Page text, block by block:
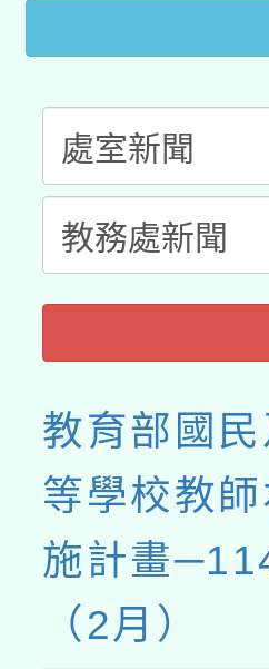
教育部國
等學校教
施計畫
（2月）